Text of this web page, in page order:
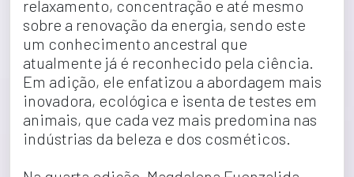
relaxamento, concentração e até mesmo
sobre a renovação da energia, sendo este
um conhecimento ancestral que
atualmente já é reconhecido pela ciência.
Em adição, ele enfatizou a abordagem mais
inovadora, ecológica e isenta de testes em
animais, que cada vez mais predomina nas
indústrias da beleza e dos cosméticos.